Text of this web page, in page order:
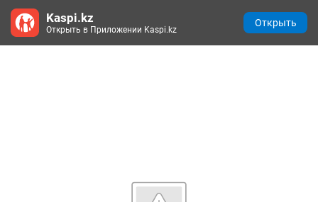
Kaspi.kz
Открыть в Приложении Kaspi.kz
Открыть